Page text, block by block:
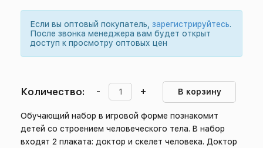
Если вы оптовый покупатель, зарегистрируйтесь.
После звонка менеджера вам будет открыт
доступ к просмотру оптовых цен
Количество: - + В корзину
Обучающий набор в игровой форме познакомит
детей со строением человеческого тела. В набор
входят 2 плаката: доктор и скелет человека. Доктор